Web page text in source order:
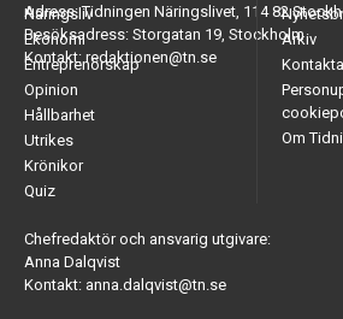
Adress: Tidningen Näringslivet, 114 82
Besöksadress: Storgatan 19, Stockholm
Kontakt: redaktionen@tn.se
Näringsliv
Ekonomi
Entreprenörskap
Opinion
Hållbarhet
Utrikes
Krönikor
Quiz
Arkiv
Om
Chefredaktör och ansvarig utgivare:
Anna Dalqvist
Kontakt: anna.dalqvist@tn.se